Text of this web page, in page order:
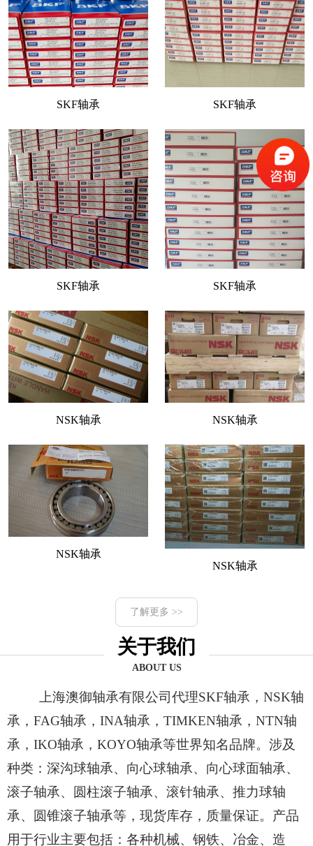
SKF轴承 SKF轴承
SKF轴承 SKF轴承
NSK轴承 NSK轴承
NSK轴承
NSK轴承
了解更多 >>
关于我们
ABOUT US
上海澳御轴承有限公司代理SKF轴承，NSK轴
承，FAG轴承，INA轴承，TIMKEN轴承，NTN轴
承，IKO轴承，KOYO轴承等世界知名品牌。涉及
种类：深沟球轴承、向心球轴承、向心球面轴承、
滚子轴承、圆柱滚子轴承、滚针轴承、推力球轴
承、圆锥滚子轴承等，现货库存，质量保证。产品
用于行业主要包括：各种机械、钢铁、冶金、造